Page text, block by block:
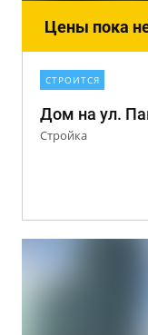
Цены пока
СТРОИТСЯ
Дом на ул.
Стройка